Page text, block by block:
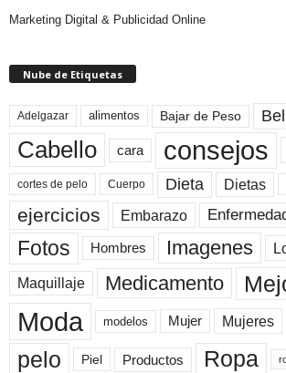
Marketing Digital & Publicidad Online
Nube de Etiquetas
Adelgazar alimentos Bajar de Peso
Cabello cara consejos
cortes de pelo Cuerpo Dieta Dietas
ejercicios Embarazo
Fotos Hombres Imagenes
Maquillaje Medicamento
Moda modelos Mujer Mujeres
pelo Piel Productos Ropa